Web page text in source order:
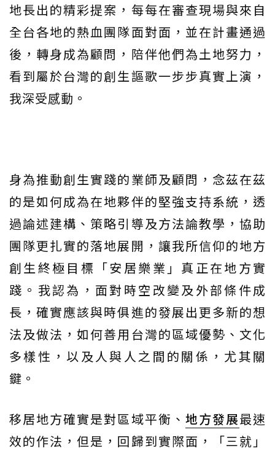
地長出的精彩提案，每每在審查現場與來自
全台各地的熱血團隊面對面，並在計畫通過
後，轉身成為顧問，陪伴他們為土地努力，
看到屬於台灣的創生謳歌一步步真實上演，
我深受感動。
身為推動創生實踐的業師及顧問，念茲在茲
的是如何成為在地夥伴的堅強支持系統，透
過論述建構、策略引導及方法論教學，協助
團隊更扎實的落地展開，讓我所信仰的地方
創生終極目標「安居樂業」真正在地方實
踐。我認為，面對時空改變及外部條件成
長，確實應該與時俱進的發展出更多新的想
法及做法，如何善用台灣的區域優勢、文化
多樣性，以及人與人之間的關係，尤其關
鍵。
移居地方確實是對區域平衡、 地方發展最速
效的作法，但是，回歸到實際面，「三就」